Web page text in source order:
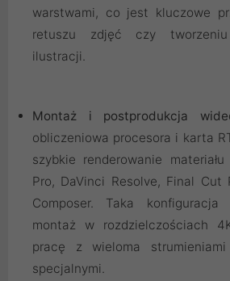
warstwami, co jest kluczowe
retuszu zdjęć czy tworzeniu
ilustracji.
Montaż i postprodukcja
obliczeniowa procesora i karta
szybkie renderowanie
Pro, DaVinci Resolve, Final Cut
Composer. Taka konfiguracja
montaż w rozdzielczościach
pracę z wieloma
specjalnymi.